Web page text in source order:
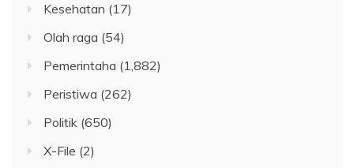
Kesehatan (17)
Olah raga (54)
Pemerintaha (1,882)
Peristiwa (262)
Politik (650)
X-File (2)